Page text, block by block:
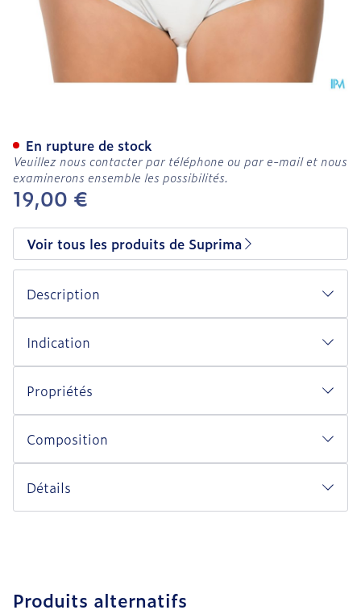
19,00 €
En rupture de stock
Veuillez nous contacter par téléphone ou par e-mail et nous
examinerons ensemble les possibilités.
Voir tous les produits de Suprima
Description
Indication
Propriétés
Composition
Détails
Produits alternatifs